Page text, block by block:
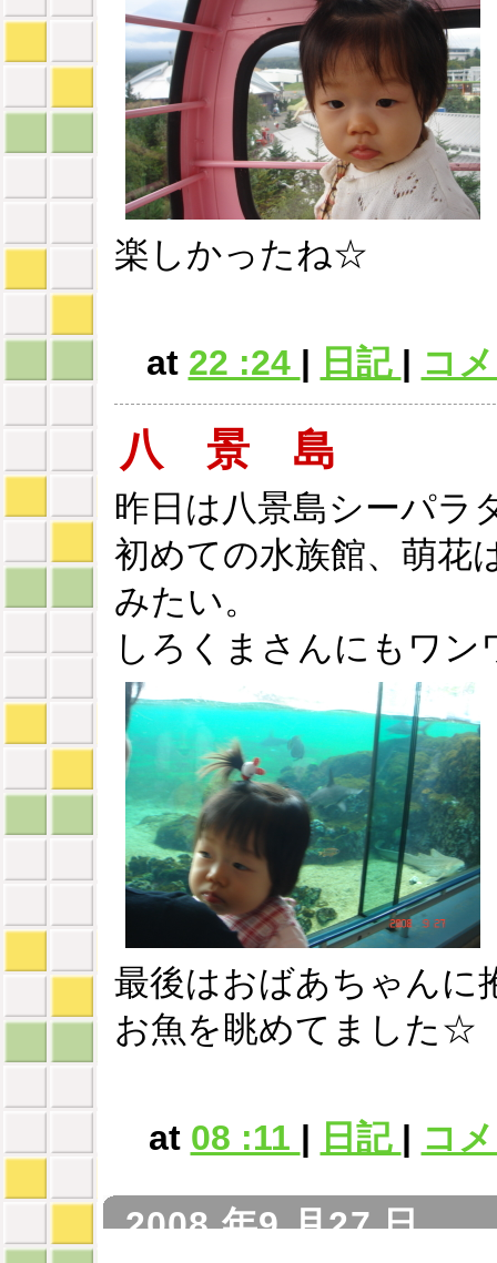
楽しかったね☆
at 22 :24 | 日記 | コ
八 景 島
昨日は八景島シーパラ
初めての水族館、萌花
みたい。
しろくまさんにもワ
最後はおばあちゃんに
お魚を眺めてました☆
at 08 :11 | 日記 | コ
2008 年9 月27 日